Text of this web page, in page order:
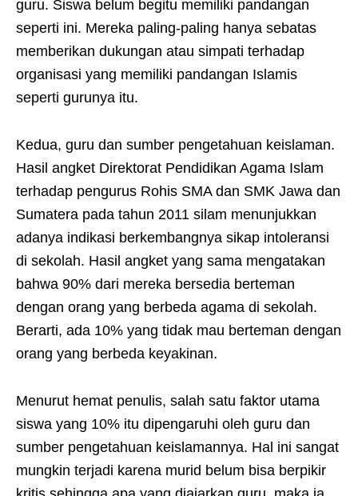
guru. Siswa belum begitu memiliki pandangan
seperti ini. Mereka paling-paling hanya sebatas
memberikan dukungan atau simpati terhadap
organisasi yang memiliki pandangan Islamis
seperti gurunya itu.
Kedua, guru dan sumber pengetahuan keislaman.
Hasil angket Direktorat Pendidikan Agama Islam
terhadap pengurus Rohis SMA dan SMK Jawa dan
Sumatera pada tahun 2011 silam menunjukkan
adanya indikasi berkembangnya sikap intoleransi
di sekolah. Hasil angket yang sama mengatakan
bahwa 90% dari mereka bersedia berteman
dengan orang yang berbeda agama di sekolah.
Berarti, ada 10% yang tidak mau berteman dengan
orang yang berbeda keyakinan.
Menurut hemat penulis, salah satu faktor utama
siswa yang 10% itu dipengaruhi oleh guru dan
sumber pengetahuan keislamannya. Hal ini sangat
mungkin terjadi karena murid belum bisa berpikir